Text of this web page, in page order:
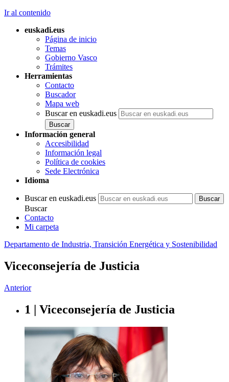
Ir al contenido
euskadi.eus
Página de inicio
Temas
Gobierno Vasco
Trámites
Herramientas
Contacto
Buscador
Mapa web
Buscar en euskadi.eus
Información general
Accesibilidad
Información legal
Política de cookies
Sede Electrónica
Idioma
Buscar en euskadi.eus
Buscar
Contacto
Mi carpeta
Departamento de Industria, Transición Energética y Sostenibilidad
Viceconsejería de Justicia
Anterior
1 | Viceconsejería de Justicia